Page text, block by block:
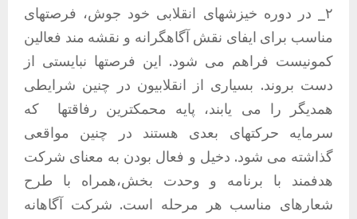
٢_ در دوره خیزشهای انقلابی خود جوش، فرصتهای
مناسب برای ایفای نقش آگاهگرانه و نقشه مند فعالین
کمونیست فراهم می شود. این فرصتها نبایستی از
دست بروند. بسیاری از انقلابیون در چنین شرایطی
همدیگر را می یابند، پایه محمکترین رفاقتها
که
سرمایه حرکتهای بعدی هستند در چنین مواقعی
گذاشته می شود. دخیل و فعال بودن بە معنای شرکت
هدفمند با برنامە و وحدت بخش،همراە با طرح
شعارهای مناسب هر مرحله است. شرکت آگاهانه